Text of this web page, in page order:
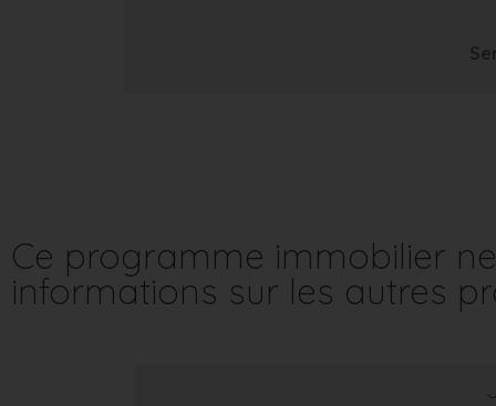
Ce programme immobilier
informations sur les autres